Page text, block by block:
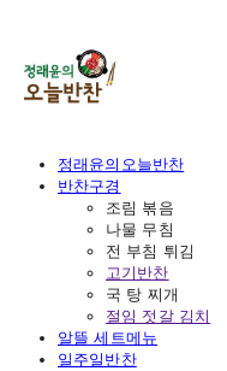
정래윤의오늘반찬
반찬구경
조림 볶음
나물 무침
전 부침 튀김
고기반찬
국 탕 찌개
절임 젓갈 김치
알뜰 세트메뉴
일주일반찬